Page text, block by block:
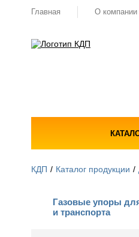
Главная О компании
КДП Каталог продукции
Газовые упоры
и транспорта